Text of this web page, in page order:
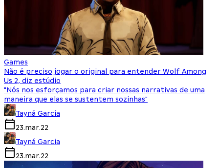
Games
Não é preciso jogar o original para entender Wolf Among
Us 2, diz estúdio
"Nós nos esforçamos para criar nossas narrativas de uma
maneira que elas se sustentem sozinhas"
Tayná Garcia
23.mar.22
Tayná Garcia
23.mar.22